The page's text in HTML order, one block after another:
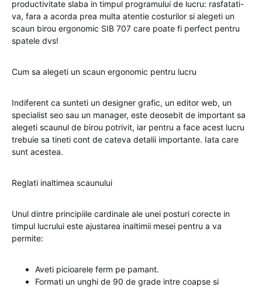
productivitate slaba in timpul programului de lucru: rasfatati-
va, fara a acorda prea multa atentie costurilor si alegeti un
scaun birou ergonomic SIB 707 care poate fi perfect pentru
spatele dvs!
Cum sa alegeti un scaun ergonomic pentru lucru
Indiferent ca sunteti un designer grafic, un editor web, un
specialist seo sau un manager, este deosebit de important sa
alegeti scaunul de birou potrivit, iar pentru a face acest lucru
trebuie sa tineti cont de cateva detalii importante. Iata care
sunt acestea.
Reglati inaltimea scaunului
Unul dintre principiile cardinale ale unei posturi corecte in
timpul lucrului este ajustarea inaltimii mesei pentru a va
permite:
Aveti picioarele ferm pe pamant.
Formati un unghi de 90 de grade intre coapse si